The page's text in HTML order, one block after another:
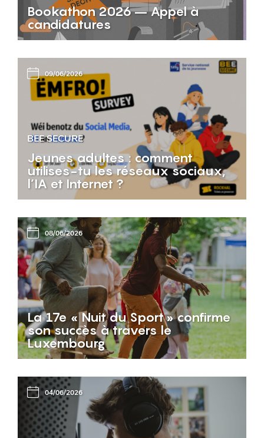
Bookathon 2026 – Appel à
candidatures
09/06/2026
BEE SECURE
Jeunes adultes : comment
utilises-tu les réseaux sociaux,
l’IA et Internet ?
08/06/2026
La 17e « Nuit du Sport » confirme
son succès à travers le
Luxembourg
04/06/2026